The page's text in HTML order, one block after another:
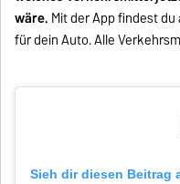
wäre. Mit der App findest
für dein Auto. Alle
Sieh dir diesen Beitrag